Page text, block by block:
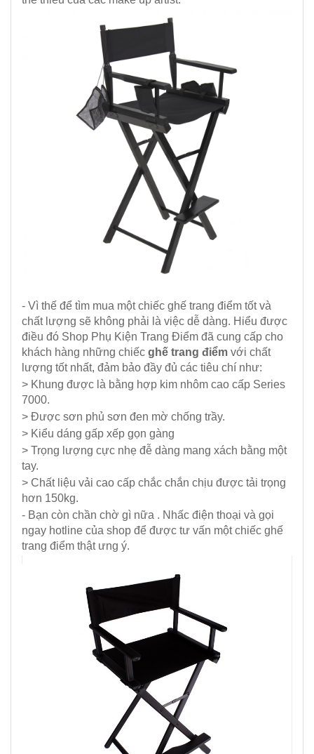
- Vì thế để tìm mua một chiếc ghế trang điểm tốt và
chất lượng sẽ không phải là việc dễ dàng. Hiểu được
điều đó Shop Phụ Kiện Trang Điểm đã cung cấp cho
khách hàng những chiếc ghế trang điểm với chất
lượng tốt nhất, đảm bảo đầy đủ các tiêu chí như:
> Khung được là bằng hợp kim nhôm cao cấp Series
7000.
> Được sơn phủ sơn đen mờ chống trầy.
> Kiểu dáng gấp xếp gọn gàng
> Trọng lượng cực nhẹ đễ dàng mang xách bằng một
tay.
> Chất liệu vải cao cấp chắc chắn chịu được tải trọng
hơn 150kg.
- Bạn còn chần chờ gì nữa . Nhấc điện thoại và gọi
ngay hotline của shop để được tư vấn một chiếc ghế
trang điểm thật ưng ý.